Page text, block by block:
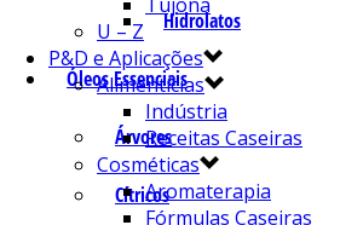
Hidrolatos
Óleos Essenciais
Árvores
Cítricos
U – Z
P&D e Aplicações
Alimentícias
Indústria
Receitas Caseiras
Cosméticas
Aromaterapia
Fórmulas Caseiras